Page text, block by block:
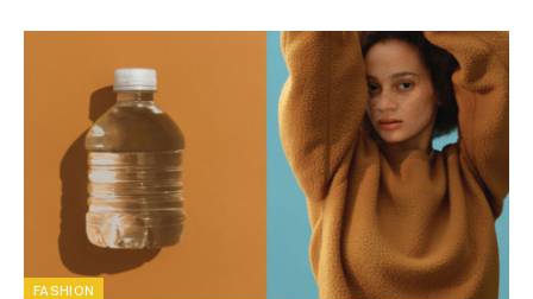
FASHION